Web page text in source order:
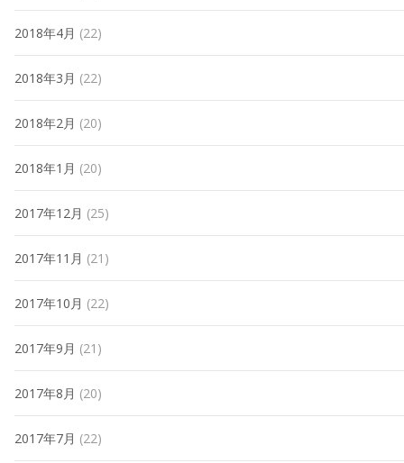
2018年4月 (22)
2018年3月 (22)
2018年2月 (20)
2018年1月 (20)
2017年12月 (25)
2017年11月 (21)
2017年10月 (22)
2017年9月 (21)
2017年8月 (20)
2017年7月 (22)